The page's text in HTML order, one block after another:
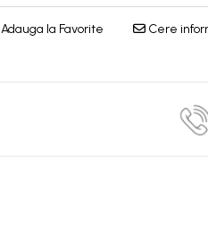
Adauga la Favorite Cere